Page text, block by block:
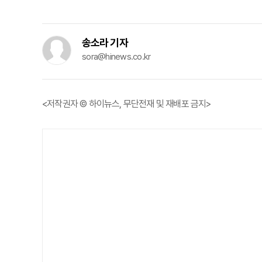
송소라 기자
sora@hinews.co.kr
<저작권자 © 하이뉴스, 무단전재 및 재배포 금지>